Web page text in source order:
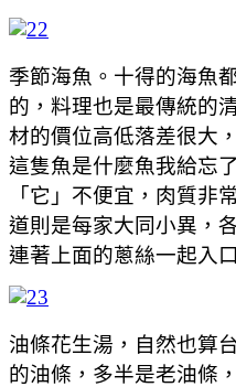
季節海魚。十得的海魚
的，料理也是最傳統的
材的價位高低落差很大
這隻魚是什麼魚我給忘
「它」不便宜，肉質非
道則是每家大同小異，
連著上面的蔥絲一起入
油條花生湯，自然也算
的油條，多半是老油條